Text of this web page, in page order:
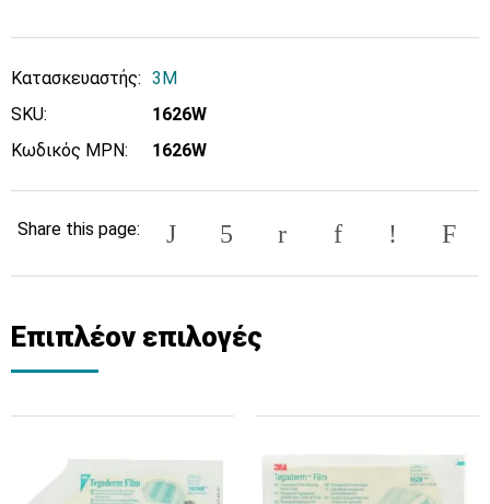
Κατασκευαστής: 3M
SKU:
1626W
Κωδικός MPN:
1626W
Share this page:
Επιπλέον επιλογές